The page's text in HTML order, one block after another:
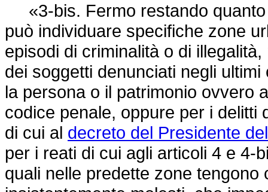
«3-bis. Fermo restando quanto
può individuare specifiche zone
episodi di criminalità o di
dei soggetti denunciati negli
la persona o il patrimonio ovvero
codice penale, oppure per i delitti
di cui al decreto del Presidente
per i reati di cui agli articoli 4 e 4-
quali nelle predette zone